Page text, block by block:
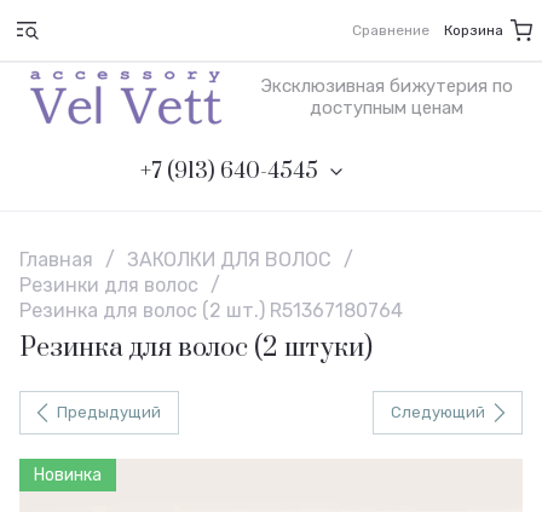
Сравнение Корзина
Эксклюзивная бижутерия по
доступным ценам
+7 (913) 640-4545
Главная / ЗАКОЛКИ ДЛЯ ВОЛОС
/
Резинки для волос
/
Резинка для волос (2 шт.) R51367180764
Резинка для волос (2 штуки)
Предыдущий Следующий
Новинка